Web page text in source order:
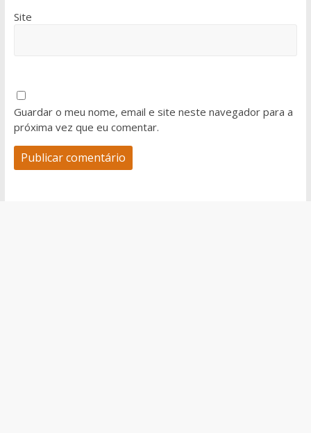
Site
Guardar o meu nome, email e site neste navegador para a
próxima vez que eu comentar.